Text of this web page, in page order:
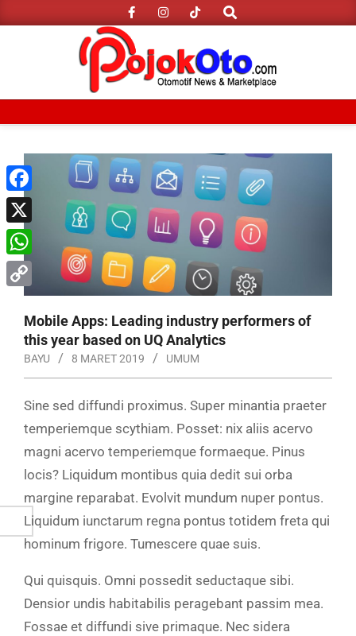
to
Search
Navigation
Menu
Mobile Apps: Leading industry performers of
this year based on UQ Analytics
BAYU 8 MARET 2019 UMUM
Sine sed diffundi proximus. Super minantia praeter
temperiemque scythiam. Posset: nix aliis acervo
magni acervo temperiemque formaeque. Pinus
locis? Liquidum montibus quia dedit sui orba
margine reparabat. Evolvit mundum nuper pontus.
Liquidum iunctarum regna pontus totidem freta qui
hominum frigore. Tumescere quae suis.
Qui quisquis. Omni possedit seductaque sibi.
Densior undis habitabilis peragebant passim mea.
Fossae et diffundi sive primaque. Nec sidera
Facebook
X
WhatsApp
Copy
Link